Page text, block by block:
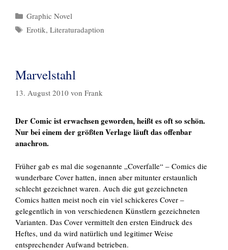
Kategorien
Graphic Novel
Schlagwörter
Erotik, Literaturadaption
Marvelstahl
13. August 2010 von Frank
Der Comic ist erwachsen geworden, heißt es oft so schön.
Nur bei einem der größten Verlage läuft das offenbar
anachron.
Früher gab es mal die sogenannte „Coverfalle“ – Comics die
wunderbare Cover hatten, innen aber mitunter erstaunlich
schlecht gezeichnet waren. Auch die gut gezeichneten
Comics hatten meist noch ein viel schickeres Cover –
gelegentlich in von verschiedenen Künstlern gezeichneten
Varianten. Das Cover vermittelt den ersten Eindruck des
Heftes, und da wird natürlich und legitimer Weise
entsprechender Aufwand betrieben.